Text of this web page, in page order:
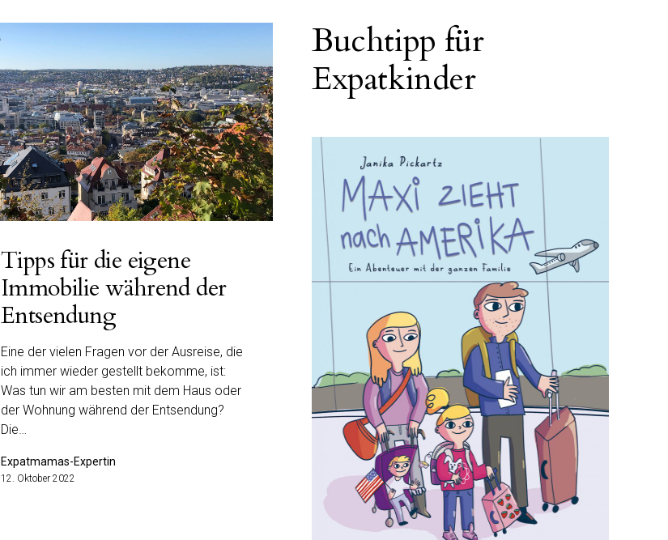
Tipps für die eigene
Immobilie während der
Entsendung
Eine der vielen Fragen vor der Ausreise, die
ich immer wieder gestellt bekomme, ist:
Was tun wir am besten mit dem Haus oder
der Wohnung während der Entsendung?
Die…
Expatmamas-Expertin
12. Oktober 2022
Buchtipp für
Expatkinder